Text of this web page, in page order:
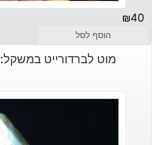
₪40
הוסף לסל
מוט לברדורייט במשקל: 87 גרם